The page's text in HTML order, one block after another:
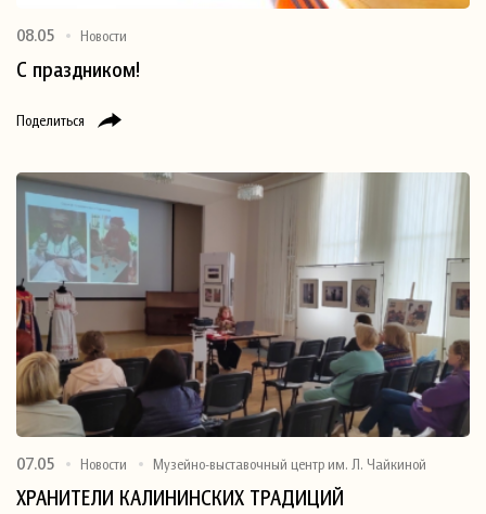
Поделиться
08.05 Новости
С праздником!
07.05 Новости Музейно-выставочный центр им. Л. Чайкиной
ХРАНИТЕЛИ КАЛИНИНСКИХ ТРАДИЦИЙ